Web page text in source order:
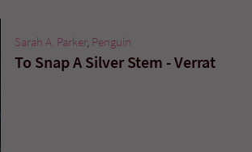
Sarah A. Parker, Penguin
To Snap A Silver Stem - Verrat
Benutzer. Es wird benötigt um z. B. den
Sicherheitscode des Kontaktformulars zu